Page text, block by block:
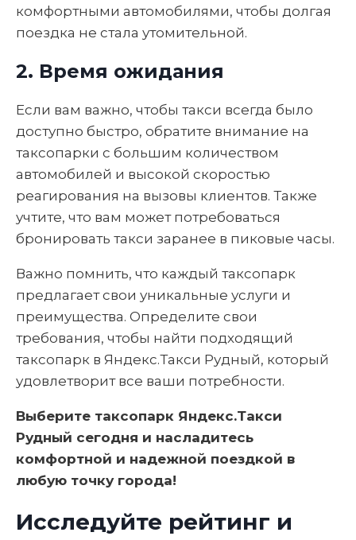
комфортными автомобилями, чтобы долгая
поездка не стала утомительной.
2. Время ожидания
Если вам важно, чтобы такси всегда было
доступно быстро, обратите внимание на
таксопарки с большим количеством
автомобилей и высокой скоростью
реагирования на вызовы клиентов. Также
учтите, что вам может потребоваться
бронировать такси заранее в пиковые часы.
Важно помнить, что каждый таксопарк
предлагает свои уникальные услуги и
преимущества. Определите свои
требования, чтобы найти подходящий
таксопарк в Яндекс.Такси Рудный, который
удовлетворит все ваши потребности.
Выберите таксопарк Яндекс.Такси
Рудный сегодня и насладитесь
комфортной и надежной поездкой в
любую точку города!
Исследуйте рейтинг и